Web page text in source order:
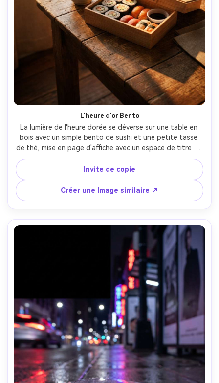
L'heure d'or Bento
La lumière de l'heure dorée se déverse sur une table en
bois avec un simple bento de sushi et une petite tasse
de thé, mise en page d'affiche avec un espace de titre et
une vignette douce, des rayures de soleil chaudes et un
remplissage doux, Sony A7R IV 35mm f/1.8, composition
légèrement décentrée, ambiance nostalgique, textures
réalistes, ombres naturelles, haute résolution, mise au
point nette, classement des couleurs
cinématographiques-AR 4:5
Invite de copie
Créer une Image similaire ↗